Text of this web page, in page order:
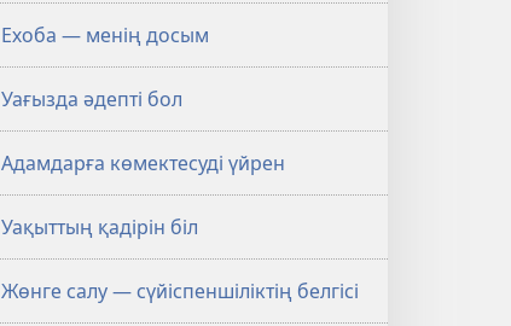
Ехоба — менің досым
Уағызда әдепті бол
Адамдарға көмектесуді үйрен
Уақыттың қадірін біл
Жөнге салу — сүйіспеншіліктің белгісі